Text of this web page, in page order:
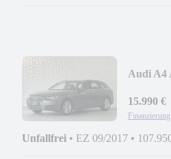
Audi A4
15.990 €
Unfallfrei • EZ 09/2017 •